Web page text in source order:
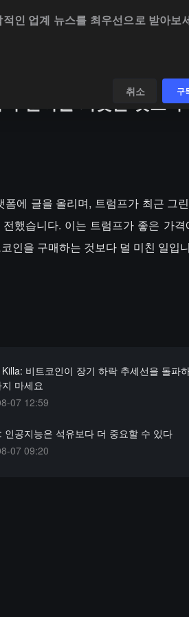
운하를 되찾는 것보다
에 글을 올리며, 트럼프가 최근 그
했습니다. 이는 트럼프가 좋은 가
인을 구매하는 것보다 덜 미친 일입
비트코인이 장기 하락 추세선을 돌파
마세요
07 12:59
인공지능은 석유보다 더 중요할 수 있다
07 09:20
적인 업계 뉴스를 최우선으로 받아보세
취소 구